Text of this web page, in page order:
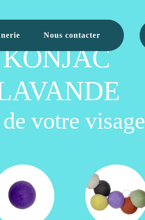
Nous contacter
votre visage